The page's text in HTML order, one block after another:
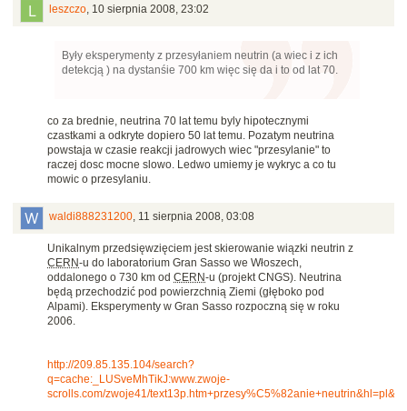
leszczo, 10 sierpnia 2008, 23:02
Były eksperymenty z przesyłaniem neutrin (a wiec i z ich
detekcją ) na dystanśie 700 km więc się da i to od lat 70.
co za brednie, neutrina 70 lat temu byly hipotecznymi
czastkami a odkryte dopiero 50 lat temu. Pozatym neutrina
powstaja w czasie reakcji jadrowych wiec "przesylanie" to
raczej dosc mocne slowo. Ledwo umiemy je wykryc a co tu
mowic o przesylaniu.
waldi888231200, 11 sierpnia 2008, 03:08
Unikalnym przedsięwzięciem jest skierowanie wiązki neutrin z
CERN-u do laboratorium Gran Sasso we Włoszech,
oddalonego o 730 km od CERN-u (projekt CNGS). Neutrina
będą przechodzić pod powierzchnią Ziemi (głęboko pod
Alpami). Eksperymenty w Gran Sasso rozpoczną się w roku
2006.
http://209.85.135.104/search?
q=cache:_LUSveMhTikJ:www.zwoje-
scrolls.com/zwoje41/